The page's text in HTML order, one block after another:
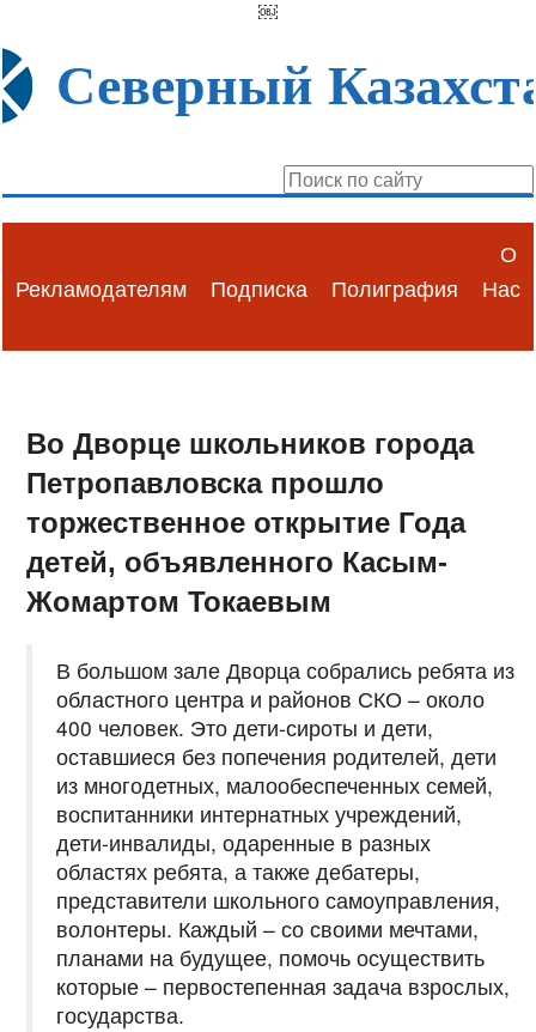
￼
Северный
Рекламодателям Подписка Полиграфия
О
Нас
Во Дворце школьников города
Петропавловска прошло
торжественное открытие Года
детей, объявленного Касым-
Жомартом Токаевым
В большом зале Дворца собрались ребята из
областного центра и районов СКО – около
400 человек. Это дети-сироты и дети,
оставшиеся без попечения родителей, дети
из многодетных, малообеспеченных семей,
воспитанники интернатных учреждений,
дети-инвалиды, одаренные в разных
областях ребята, а также дебатеры,
представители школьного самоуправления,
волонтеры. Каждый – со своими мечтами,
планами на будущее, помочь осуществить
которые – первостепенная задача взрослых,
государства.